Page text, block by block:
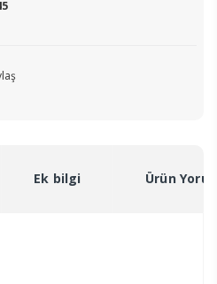
Ek bilgi Ürün